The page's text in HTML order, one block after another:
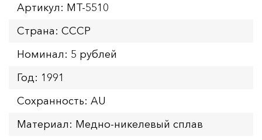
Артикул: MT-5510
Страна: СССР
Номинал: 5 рублей
Год: 1991
Сохранность: AU
Материал: Медно-никелевый сплав